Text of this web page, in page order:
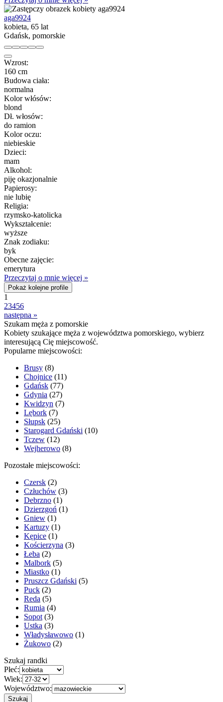
aga9924
kobieta, 65 lat
Gdańsk, pomorskie
Wzrost:
160 cm
Budowa ciała:
normalna
Kolor włósów:
blond
Dł. włosów:
do ramion
Kolor oczu:
niebieskie
Dzieci:
mam
Alkohol:
piję okazjonalnie
Papierosy:
nie lubię
Religia:
rzymsko-katolicka
Wykształcenie:
wyższe
Znak zodiaku:
byk
Obecne zajęcie:
emerytura
Przeczytaj o mnie więcej »
Pokaż kolejne profile
1
23456
następna »
Szukam męża z pomorskie
Kobiety szukające męża z województwa pomorskiego, wybierz
interesującą Cię miejscowość.
Popularne miejscowości:
Brusy (8)
Chojnice (11)
Gdańsk (77)
Gdynia (27)
Kwidzyn (7)
Lębork (7)
Słupsk (25)
Starogard Gdański (10)
Tczew (12)
Wejherowo (8)
Pozostałe miejscowości:
Czersk (2)
Człuchów (3)
Debrzno (1)
Dzierzgoń (1)
Gniew (1)
Kartuzy (1)
Kępice (1)
Kościerzyna (3)
Łeba (2)
Malbork (5)
Miastko (1)
Pruszcz Gdański (5)
Puck (2)
Reda (5)
Rumia (4)
Sopot (3)
Ustka (3)
Władysławowo (1)
Żukowo (2)
Szukaj randki
Płeć:
Wiek:
Województwo: